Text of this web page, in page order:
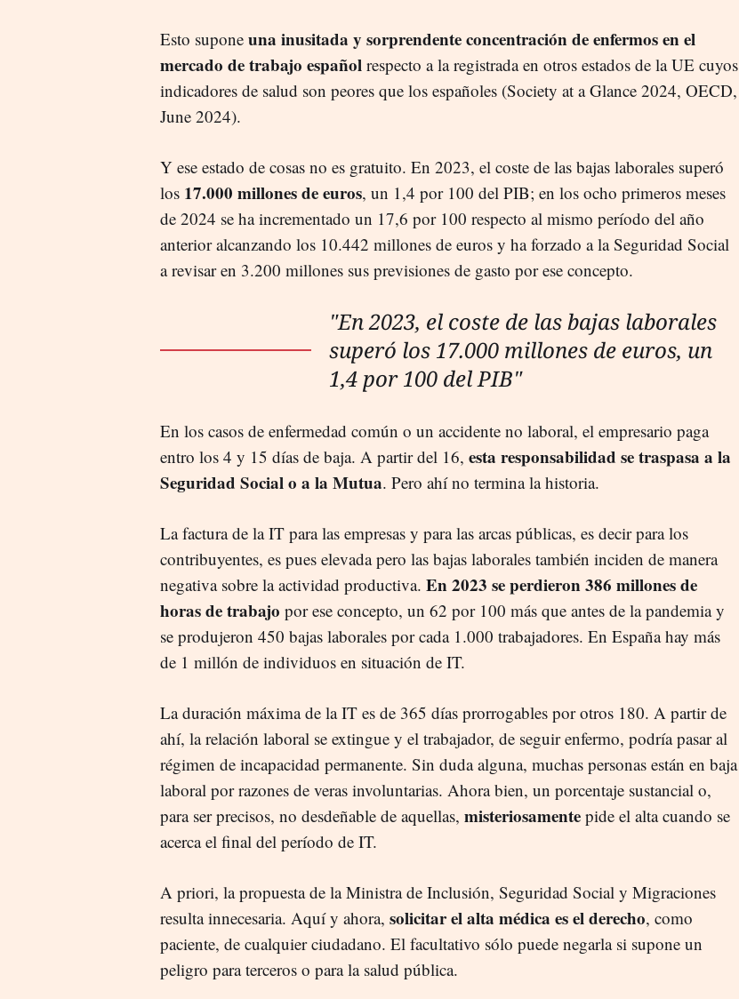
Esto supone una inusitada y sorprendente concentración de enfermos en el
mercado de trabajo español respecto a la registrada en otros estados de la UE cuyos
indicadores de salud son peores que los españoles (Society at a Glance 2024, OECD,
June 2024).
Y ese estado de cosas no es gratuito. En 2023, el coste de las bajas laborales superó
los 17.000 millones de euros, un 1,4 por 100 del PIB; en los ocho primeros meses
de 2024 se ha incrementado un 17,6 por 100 respecto al mismo período del año
anterior alcanzando los 10.442 millones de euros y ha forzado a la Seguridad Social
a revisar en 3.200 millones sus previsiones de gasto por ese concepto.
"En 2023, el coste de las bajas laborales
superó los 17.000 millones de euros, un
1,4 por 100 del PIB"
En los casos de enfermedad común o un accidente no laboral, el empresario paga
entro los 4 y 15 días de baja. A partir del 16, esta responsabilidad se traspasa a la
Seguridad Social o a la Mutua. Pero ahí no termina la historia.
La factura de la IT para las empresas y para las arcas públicas, es decir para los
contribuyentes, es pues elevada pero las bajas laborales también inciden de manera
negativa sobre la actividad productiva. En 2023 se perdieron 386 millones de
horas de trabajo por ese concepto, un 62 por 100 más que antes de la pandemia y
se produjeron 450 bajas laborales por cada 1.000 trabajadores. En España hay más
de 1 millón de individuos en situación de IT.
La duración máxima de la IT es de 365 días prorrogables por otros 180. A partir de
ahí, la relación laboral se extingue y el trabajador, de seguir enfermo, podría pasar al
régimen de incapacidad permanente. Sin duda alguna, muchas personas están en baja
laboral por razones de veras involuntarias. Ahora bien, un porcentaje sustancial o,
para ser precisos, no desdeñable de aquellas, misteriosamente pide el alta cuando se
acerca el final del período de IT.
A priori, la propuesta de la Ministra de Inclusión, Seguridad Social y Migraciones
resulta innecesaria. Aquí y ahora, solicitar el alta médica es el derecho, como
paciente, de cualquier ciudadano. El facultativo sólo puede negarla si supone un
peligro para terceros o para la salud pública.